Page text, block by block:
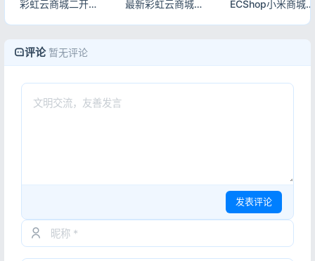
彩虹云商城二开美化版 沉梦云Pro全新美化 超多新增功能运营版 最新彩虹云商城前端用户后台美化版模板源码 多终端适配商城系统 ECShop小米商城模板 模板堂商业源码含团购手机版微信商城
评论 暂无评论
发表评论